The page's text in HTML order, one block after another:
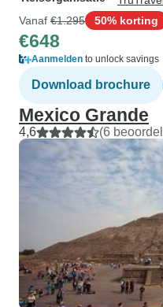
Vanaf €1.295 50% korting
€648
Aanmelden to unlock savings
Download brochure
Mexico Grande
4,6 (6